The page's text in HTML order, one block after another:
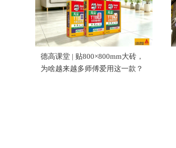
德高课堂 | 贴800×800mm大砖，
为啥越来越多师傅爱用这一款？